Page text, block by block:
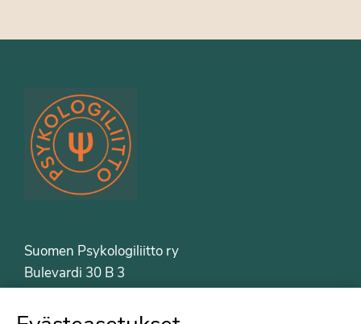
Suomen Psykologiliitto ry
Bulevardi 30 B 3
Puh. 09-6122 9122